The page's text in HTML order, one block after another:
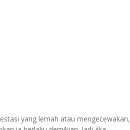
yang lemah atau mengecewakan,